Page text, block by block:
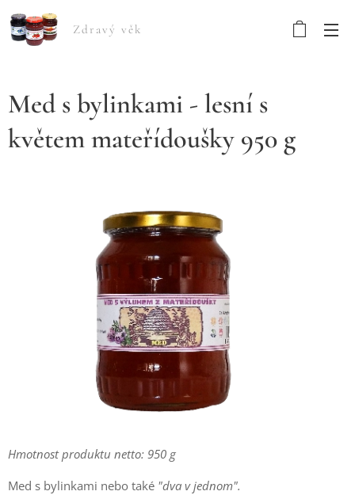
Zdravý věk
Med s bylinkami - lesní s
květem mateřídoušky 950 g
Hmotnost produktu netto: 950 g
Med s bylinkami nebo také "dva v jednom".